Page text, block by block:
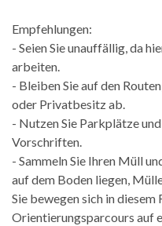
Empfehlungen:
- Seien Sie unauffällig, da
arbeiten.
- Bleiben Sie auf den
oder Privatbesitz ab.
- Nutzen Sie Parkplätze
Vorschriften.
- Sammeln Sie Ihren Müll
auf dem Boden liegen,
Sie bewegen sich in diesem
Orientierungsparcours auf